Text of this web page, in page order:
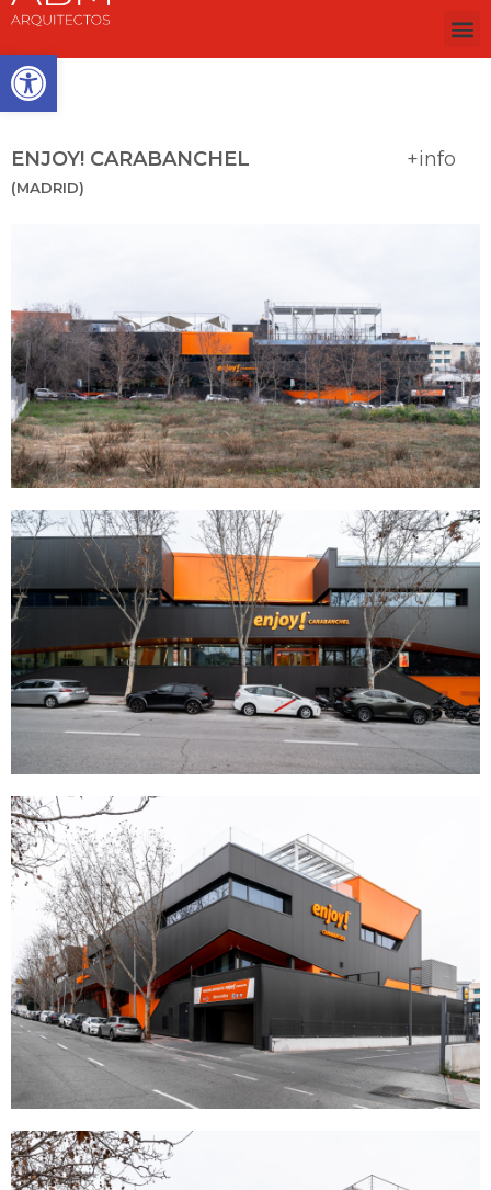
Abrir barra de herramientas
ENJOY! CARABANCHEL
(MADRID)
+info